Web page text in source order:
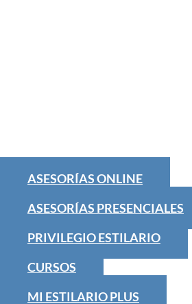
ASESORÍAS ONLINE
ASESORÍAS PRESENCIALES
PRIVILEGIO ESTILARIO
CURSOS
MI ESTILARIO PLUS